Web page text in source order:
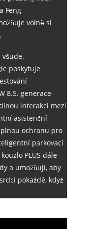
Feng
volně si
všude.
poskytuje
8.5. generace
interakci mezi
asistenční
ochranu pro
parkovací
PLUS dále
a umožňují, aby
pokaždé, když